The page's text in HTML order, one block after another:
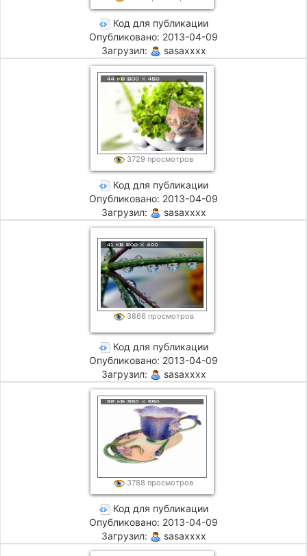
Код для публикации
Опубликовано: 2013-04-09
Загрузил:
sasaxxxx
3729 просмотров
Код для публикации
Опубликовано: 2013-04-09
Загрузил:
sasaxxxx
3866 просмотров
Код для публикации
Опубликовано: 2013-04-09
Загрузил:
sasaxxxx
3788 просмотров
Код для публикации
Опубликовано: 2013-04-09
Загрузил:
sasaxxxx